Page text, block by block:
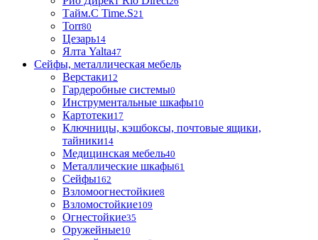
Тайм.С Time.S21
Torr80
Цезарь14
Ялта Yalta47
Сейфы, металлическая мебель
Верстаки12
Гардеробные системы0
Инструментальные шкафы10
Картотеки17
Ключницы, кэшбоксы, почтовые ящики,
тайники14
Медицинская мебель40
Металлические шкафы61
Сейфы162
Взломоогнестойкие8
Взломостойкие109
Огнестойкие35
Оружейные10